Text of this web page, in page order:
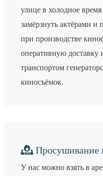
улице в холодное
замёрзнуть актёрами и
при производстве
оперативную
транспортом
киносъёмок.
Просушивание
У нас можно взять в